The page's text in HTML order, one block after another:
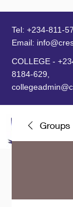
Tel: +234-811-
Email:
COLLEGE -
8184-629
Groups